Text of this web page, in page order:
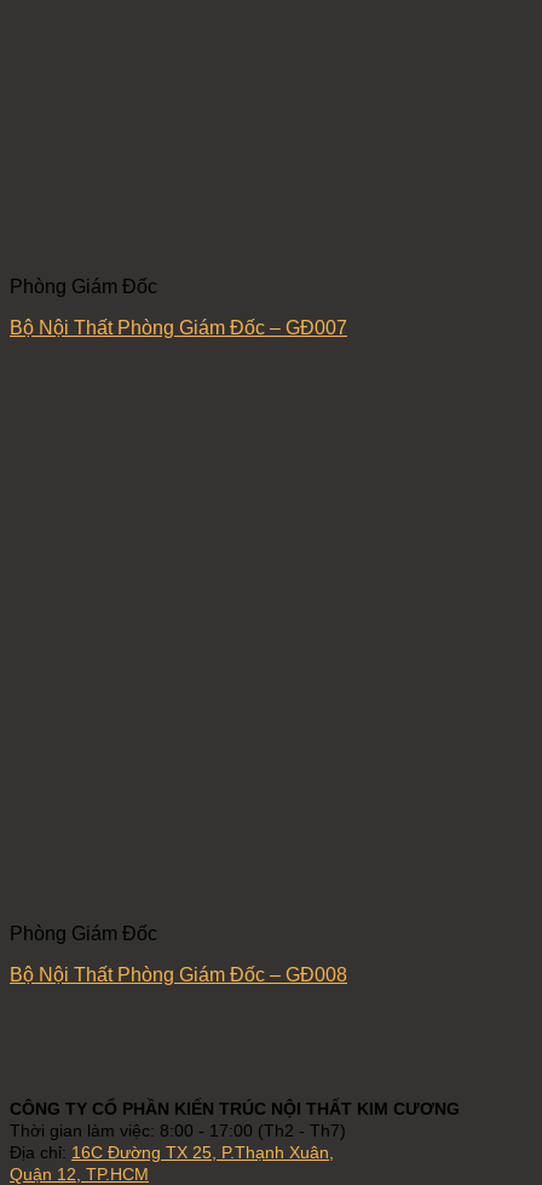
Phòng Giám Đốc
Bộ Nội Thất Phòng Giám Đốc – GĐ007
Phòng Giám Đốc
Bộ Nội Thất Phòng Giám Đốc – GĐ008
CÔNG TY CỔ PHẦN KIẾN TRÚC NỘI THẤT KIM CƯƠNG
Thời gian làm việc: 8:00 - 17:00 (Th2 - Th7)
Địa chỉ: 16C Đường TX 25, P.Thạnh Xuân,
Quận 12, TP.HCM